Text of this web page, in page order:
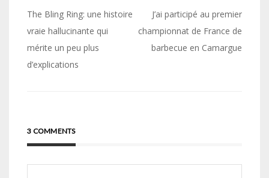
Navigation
de
l’article
The Bling Ring: une histoire
vraie hallucinante qui
mérite un peu plus
d’explications
J’ai participé au premier
championnat de France de
barbecue en Camargue
3 COMMENTS